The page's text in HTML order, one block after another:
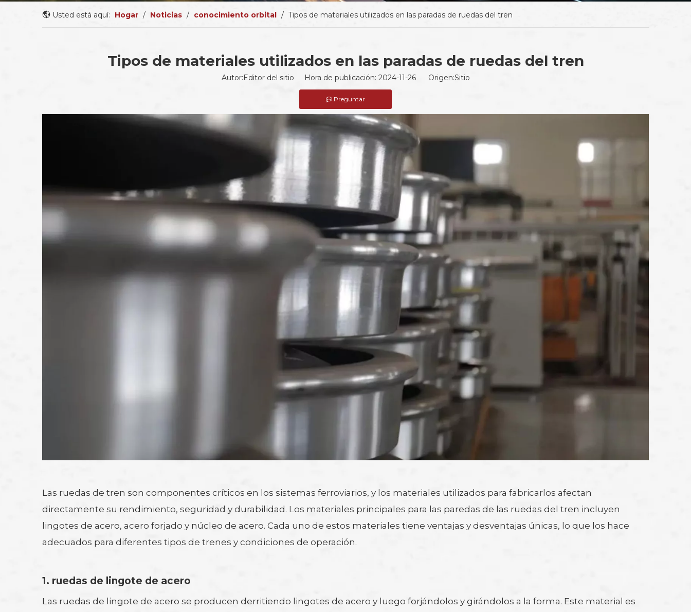
Usted está aquí: Hogar / Noticias / conocimiento orbital / Tipos de materiales utilizados en las paradas de ruedas del tren
Tipos de materiales utilizados en las paradas de ruedas del tren
Autor:Editor del sitio Hora de publicación: 2024-11-26 Origen:Sitio
Preguntar
Las ruedas de tren son componentes críticos en los sistemas ferroviarios, y los materiales utilizados para fabricarlos afectan
directamente su rendimiento, seguridad y durabilidad. Los materiales principales para las paredas de las ruedas del tren incluyen
lingotes de acero, acero forjado y núcleo de acero. Cada uno de estos materiales tiene ventajas y desventajas únicas, lo que los hace
adecuados para diferentes tipos de trenes y condiciones de operación.
1. ruedas de lingote de acero
Las ruedas de lingote de acero se producen derritiendo lingotes de acero y luego forjándolos y girándolos a la forma. Este material es